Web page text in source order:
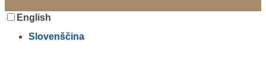
English
Slovenščina